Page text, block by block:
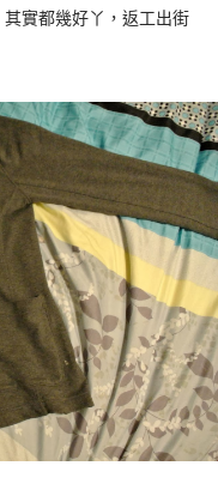
實都幾好丫，返工出街